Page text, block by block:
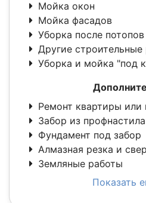
Мойка окон
Мойка фасадов
Уборка после
Другие строительные
Уборка и мойка "под
Ремонт квартиры или
Забор из профнастила
Фундамент под забор
Алмазная резка и
Земляные работы
Показать